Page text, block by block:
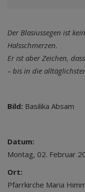
Der Blasiussegen ist
Halsschmerzen.
Er ist aber Zeichen,
– bis in die
Bild: Basilika Absam
Datum:
Montag, 02. Februar
Ort:
Pfarrkirche Maria